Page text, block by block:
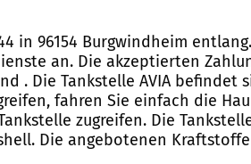
in 96154 Burgwindheim
an. Die akzeptierten
. Die Tankstelle AVIA befindet
fahren Sie einfach die
zugreifen. Die
Die angebotenen